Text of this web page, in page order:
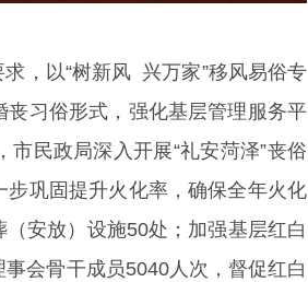
，以“树新风 兴万家”移风易俗专
习俗形式，强化基层管理服务平
民政局深入开展“礼安菏泽”丧俗
巩固提升火化率，确保全年火化
安放）设施50处；加强基层红白
会骨干成员5040人次，督促红白